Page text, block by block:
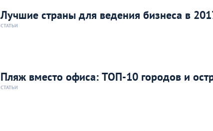
Лучшие страны для ведения бизнеса в
СТАТЬИ
Пляж вместо офиса: ТОП-10 городов и
СТАТЬИ